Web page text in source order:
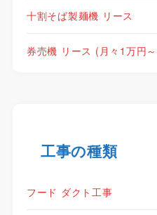
十割そば製麺機 リース
券売機 リース (月々1万円
工事の種類
フード ダクト工事